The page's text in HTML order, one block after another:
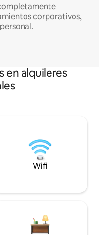
corporativos,
en alquileres
Wifi